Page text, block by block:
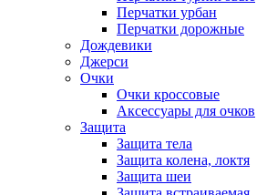
Перчатки урбан
Перчатки дорожные
Дождевики
Джерси
Очки
Очки кроссовые
Аксессуары для очков
Защита
Защита тела
Защита колена, локтя
Защита шеи